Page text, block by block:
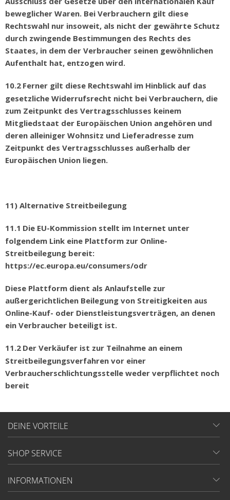
beweglicher Waren. Bei Verbrauchern gilt diese
Rechtswahl nur insoweit, als nicht der gewährte Schutz
durch zwingende Bestimmungen des Rechts des
Staates, in dem der Verbraucher seinen gewöhnlichen
Aufenthalt hat, entzogen wird.
10.2 Ferner gilt diese Rechtswahl im Hinblick auf das
gesetzliche Widerrufsrecht nicht bei Verbrauchern, die
zum Zeitpunkt des Vertragsschlusses keinem
Mitgliedstaat der Europäischen Union angehören und
deren alleiniger Wohnsitz und Lieferadresse zum
Zeitpunkt des Vertragsschlusses außerhalb der
Europäischen Union liegen.
11) Alternative Streitbeilegung
11.1 Die EU-Kommission stellt im Internet unter
folgendem Link eine Plattform zur Online-
Streitbeilegung bereit:
https://ec.europa.eu/consumers/odr
Diese Plattform dient als Anlaufstelle zur
außergerichtlichen Beilegung von Streitigkeiten aus
Online-Kauf- oder Dienstleistungsverträgen, an denen
ein Verbraucher beteiligt ist.
11.2 Der Verkäufer ist zur Teilnahme an einem
Streitbeilegungsverfahren vor einer
Verbraucherschlichtungsstelle weder verpflichtet noch
bereit
DEINE VORTEILE
SHOP SERVICE
INFORMATIONEN